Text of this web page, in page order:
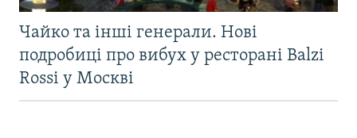
Чайко та інші генерали. Нові
подробиці про вибух у ресторані Balzi
Rossi у Москві